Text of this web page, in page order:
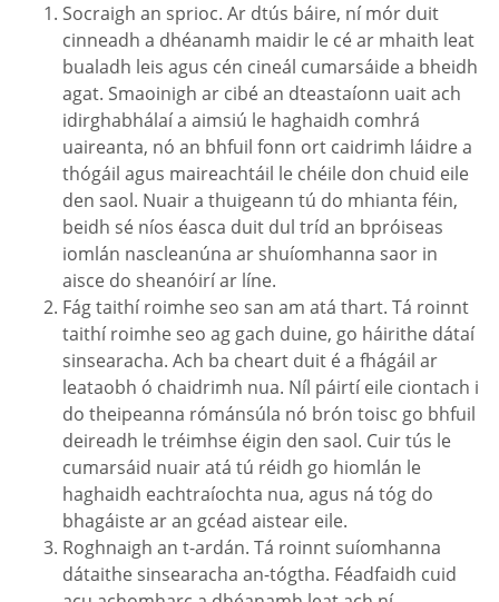
Socraigh an sprioc. Ar dtús báire, ní mór duit
cinneadh a dhéanamh maidir le cé ar mhaith leat
bualadh leis agus cén cineál cumarsáide a bheidh
agat. Smaoinigh ar cibé an dteastaíonn uait ach
idirghabhálaí a aimsiú le haghaidh comhrá
uaireanta, nó an bhfuil fonn ort caidrimh láidre a
thógáil agus maireachtáil le chéile don chuid eile
den saol. Nuair a thuigeann tú do mhianta féin,
beidh sé níos éasca duit dul tríd an bpróiseas
iomlán nascleanúna ar shuíomhanna saor in
aisce do sheanóirí ar líne.
Fág taithí roimhe seo san am atá thart. Tá roinnt
taithí roimhe seo ag gach duine, go háirithe dátaí
sinsearacha. Ach ba cheart duit é a fhágáil ar
leataobh ó chaidrimh nua. Níl páirtí eile ciontach i
do theipeanna rómánsúla nó brón toisc go bhfuil
deireadh le tréimhse éigin den saol. Cuir tús le
cumarsáid nuair atá tú réidh go hiomlán le
haghaidh eachtraíochta nua, agus ná tóg do
bhagáiste ar an gcéad aistear eile.
Roghnaigh an t-ardán. Tá roinnt suíomhanna
dátaithe sinsearacha an-tógtha. Féadfaidh cuid